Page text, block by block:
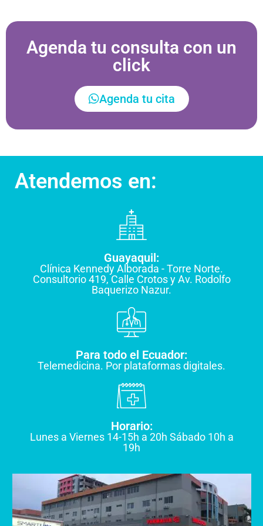
Agenda tu consulta con un
click
Agenda tu cita
Atendemos en:
Guayaquil:
Clínica Kennedy Alborada - Torre Norte.
Consultorio 419, Calle Crotos y Av. Rodolfo
Baquerizo Nazur.
Para todo el Ecuador:
Telemedicina. Por plataformas digitales.
Horario:
Lunes a Viernes 14-15h a 20h Sábado 10h a
19h